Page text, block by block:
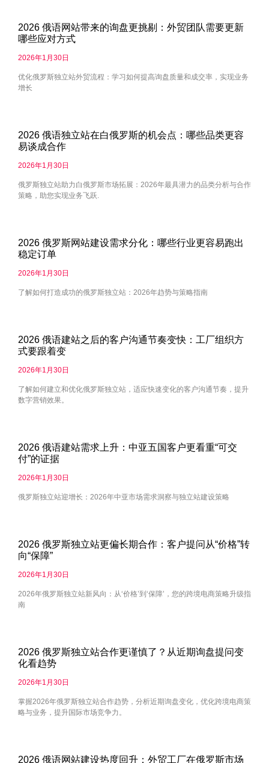
2026 俄语网站带来的询盘更挑剔：外贸团队需要更新
哪些应对方式
2026年1月30日
优化俄罗斯独立站外贸流程：学习如何提高询盘质量和成交率，实现业务
增长
2026 俄语独立站在白俄罗斯的机会点：哪些品类更容
易谈成合作
2026年1月30日
俄罗斯独立站助力白俄罗斯市场拓展：2026年最具潜力的品类分析与合作
策略，助您实现业务飞跃.
2026 俄罗斯网站建设需求分化：哪些行业更容易跑出
稳定订单
2026年1月30日
了解如何打造成功的俄罗斯独立站：2026年趋势与策略指南
2026 俄语建站之后的客户沟通节奏变快：工厂组织方
式要跟着变
2026年1月30日
了解如何建立和优化俄罗斯独立站，适应快速变化的客户沟通节奏，提升
数字营销效果。
2026 俄语建站需求上升：中亚五国客户更看重“可交
付”的证据
2026年1月30日
俄罗斯独立站迎增长：2026年中亚市场需求洞察与独立站建设策略
2026 俄罗斯独立站更偏长期合作：客户提问从“价格”转
向“保障”
2026年1月30日
2026年俄罗斯独立站新风向：从‘价格’到‘保障’，您的跨境电商策略升级指
南
2026 俄罗斯独立站合作更谨慎了？从近期询盘提问变
化看趋势
2026年1月30日
掌握2026年俄罗斯独立站合作趋势，分析近期询盘变化，优化跨境电商策
略与业务，提升国际市场竞争力。
2026 俄语网站建设热度回升：外贸工厂在俄罗斯市场